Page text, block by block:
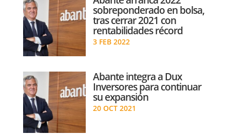
sobreponderado en bolsa,
tras cerrar 2021 con
rentabilidades récord
3 FEB 2022
Abante integra a Dux
Inversores para continuar
su expansión
20 OCT 2021